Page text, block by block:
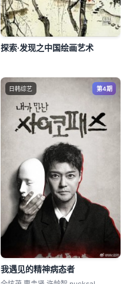
探索·发现之中国绘画艺术
日韩综艺 第4期
我遇见的精神病态者